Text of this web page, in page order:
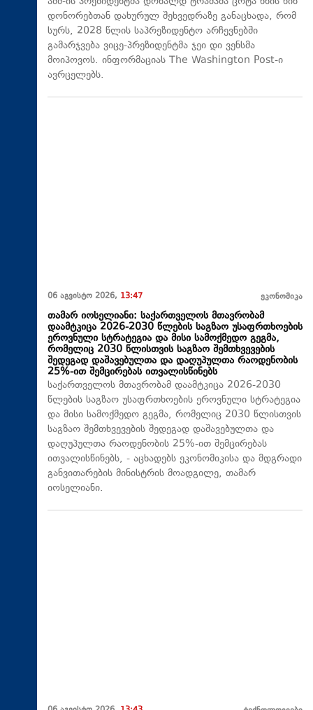
დონორებთან დახურულ შეხვედრაზე განაცხადა, რომ
სურს, 2028 წლის საპრეზიდენტო არჩევნებში
გამარჯვება ვიცე-პრეზიდენტმა ჯეი დი ვენსმა
მოიპოვოს. ინფორმაციას The Washington Post-ი
ავრცელებს.
06 აგვისტო 2026, 13:47 ეკონომიკა
თამარ იოსელიანი: საქართველოს მთავრობამ
დაამტკიცა 2026-2030 წლების საგზაო უსაფრთხოების
ეროვნული სტრატეგია და მისი სამოქმედო გეგმა,
რომელიც 2030 წლისთვის საგზაო შემთხვევების
შედეგად დაშავებულთა და დაღუპულთა რაოდენობის
25%-ით შემცირებას ითვალისწინებს
საქართველოს მთავრობამ დაამტკიცა 2026-2030
წლების საგზაო უსაფრთხოების ეროვნული სტრატეგია
და მისი სამოქმედო გეგმა, რომელიც 2030 წლისთვის
საგზაო შემთხვევების შედეგად დაშავებულთა და
დაღუპულთა რაოდენობის 25%-ით შემცირებას
ითვალისწინებს, - აცხადებს ეკონომიკისა და მდგრადი
განვითარების მინისტრის მოადგილე, თამარ
იოსელიანი.